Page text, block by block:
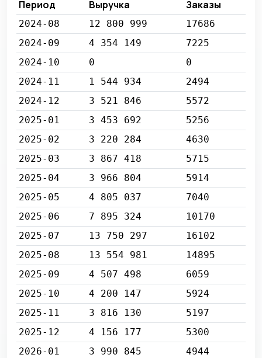
Период Выручка Заказы
2024-08 12 800 999
17686
2024-09
4 354 149
7225
2024-10
0
0
2024-11
1 544 934
2494
2024-12
3 521 846
5572
2025-01
3 453 692
5256
2025-02
3 220 284
4630
2025-03
3 867 418
5715
2025-04
3 966 804
5914
2025-05
4 805 037
7040
2025-06
7 895 324
10170
2025-07
13 750 297
16102
2025-08
13 554 981
14895
2025-09
4 507 498
6059
2025-10
4 200 147
5924
2025-11
3 816 130
5197
2025-12
4 156 177
5300
2026-01
3 990 845 4944